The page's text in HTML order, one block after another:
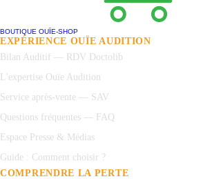
BOUTIQUE OUÏE-SHOP
EXPÉRIENCE OUÏE AUDITION
Bilan Auditif — RDV Doctolib
L'expertise Ouïe Audition
Service après-vente — SAV
Questions fréquentes — FAQ
Espace Presse & Médias
Guide : Comment choisir ?
COMPRENDRE LA PERTE